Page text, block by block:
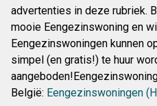
advertenties in deze rubriek.
mooie Eengezinswoning en
Eengezinswoningen kunnen
simpel (en gratis!) te huur
België: Eengezinswoningen